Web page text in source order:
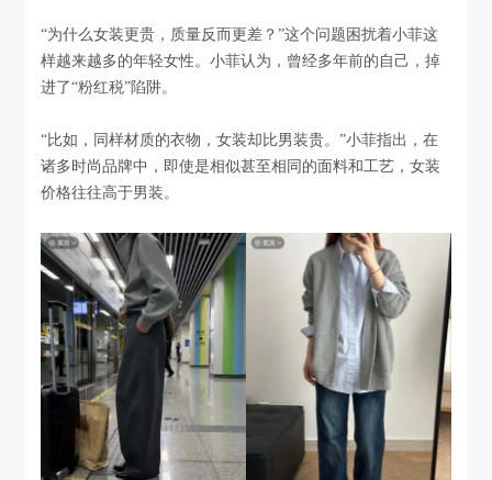
“为什么女装更贵，质量反而更差？”这个问题困扰着小菲这
样越来越多的年轻女性。小菲认为，曾经多年前的自己，掉
进了“粉红税”陷阱。
“比如，同样材质的衣物，女装却比男装贵。”小菲指出，在
诸多时尚品牌中，即使是相似甚至相同的面料和工艺，女装
价格往往高于男装。